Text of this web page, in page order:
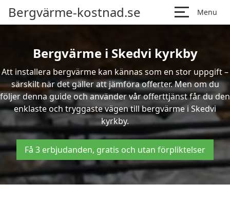
Bergvärme-kostnad.se Menu
Bergvärme i Skedvi kyrkby
Att installera bergvärme kan kännas som en stor uppgift –
särskilt när det gäller att jämföra offerter. Men om du
följer denna guide och använder vår offerttjänst får du den
enklaste och tryggaste vägen till bergvärme i Skedvi
kyrkby.
Få 3 erbjudanden, gratis och utan förpliktelser